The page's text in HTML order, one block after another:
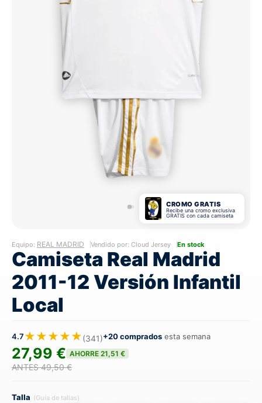
CROMO GRATIS
Recibe una cromo exclusiva
GRATIS con cada camiseta
Equipo: REAL MADRID Vendido por: Cloud Jersey En stock
Camiseta Real Madrid
2011-12 Versión Infantil
Local
4.7★★★★★(341)+20 comprados esta semana
27,99 € AHORRE 21,51 €
ANTES 49,50 €
Talla (Guía de tallas)